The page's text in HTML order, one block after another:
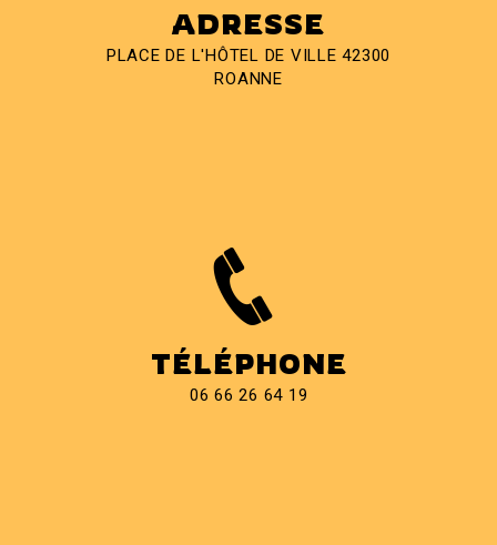
ADRESSE
PLACE DE L'HÔTEL DE VILLE 42300
ROANNE
TÉLÉPHONE
06 66 26 64 19